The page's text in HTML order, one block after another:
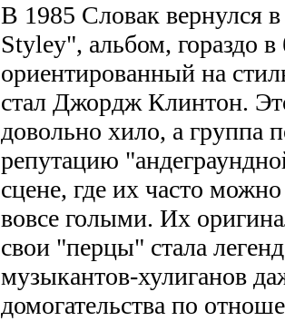
В 1985 Словак вернулся
Styley", альбом, гораздо
ориентированный на
стал Джордж Клинтон.
довольно хило, а группа
репутацию
сцене, где их часто
вовсе голыми. Их
свои "перцы" стала
музыкантов-хулиганов
домогательства по